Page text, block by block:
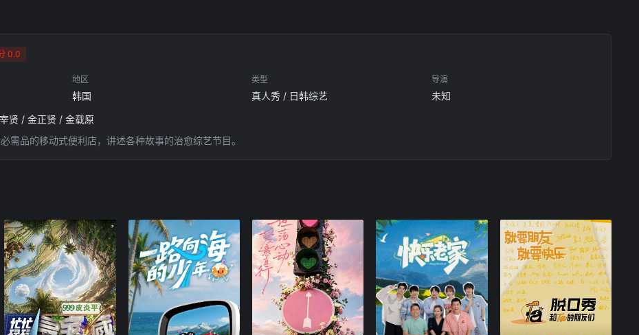
0.0
地区
韩国
类型
真人秀 / 日韩综艺
导演
未知
贤 / 金正贤 / 金载原
需品的移动式便利店，讲述各种故事的治愈综艺节目。